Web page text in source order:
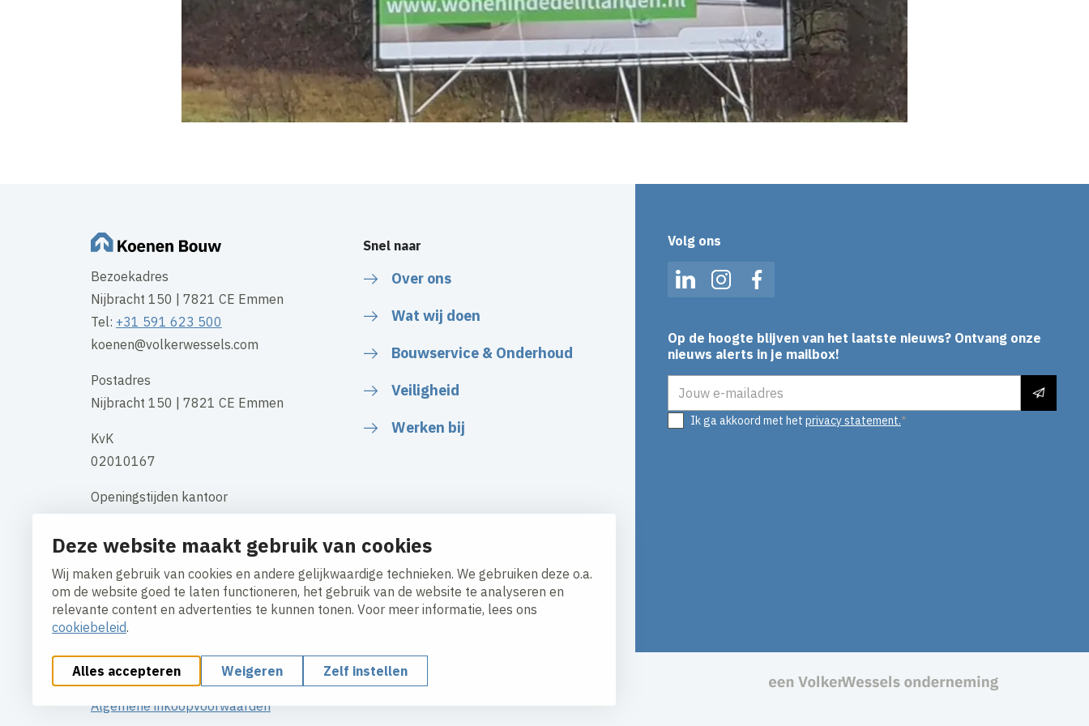
Deze website maakt gebruik van cookies
Wij maken gebruik van cookies en andere gelijkwaardige technieken. We gebruiken deze o.a.
om de website goed te laten functioneren, het gebruik van de website te analyseren en
relevante content en advertenties te kunnen tonen. Voor meer informatie, lees ons
cookiebeleid.
Alles accepteren Weigeren Zelf instellen
Bezoekadres
Nijbracht 150 | 7821 CE Emmen
Tel: +31 591 623 500
koenen@volkerwessels.com
Postadres
Nijbracht 150 | 7821 CE Emmen
KvK
02010167
Openingstijden kantoor
uur
Contact
Snel naar
Over ons
Wat wij doen
Bouwservice & Onderhoud
Veiligheid
Werken bij
Volg ons
LinkedInInstagramFacebook
Op de hoogte blijven van het laatste nieuws? Ontvang onze
nieuws alerts in je mailbox!
Ik ga akkoord met het privacy statement.
Cookies aanpassenCookiebeleidPrivacy policyResponsible disclosure
Algemene inkoopvoorwaarden